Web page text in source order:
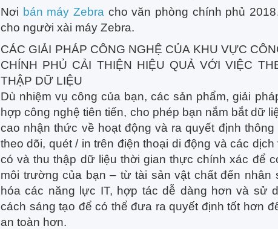
Nơi bán máy Zebra cho văn phòng chính phủ
cho người xài máy Zebra.
CÁC GIẢI PHÁP CÔNG NGHỆ CỦA KHU VỰC
CHÍNH PHỦ CẢI THIỆN HIỆU QUẢ VỚI VIỆC
THẬP DỮ LIỆU
Dù nhiệm vụ công của bạn, các sản phẩm, giải
hợp công nghệ tiên tiến, cho phép bạn nắm bắt dữ
cao nhận thức về hoạt động và ra quyết định
theo dõi, quét / in trên điện thoại di động và các
có và thu thập dữ liệu thời gian thực chính xác để
môi trường của bạn – từ tài sản vật chất đến
hóa các năng lực IT, hợp tác dễ dàng hơn và sử
cách sáng tạo để có thể đưa ra quyết định tốt hơn
an toàn hơn.